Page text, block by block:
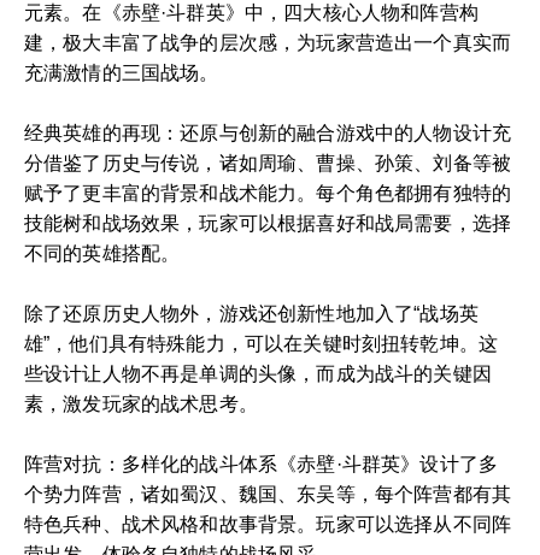
元素。在《赤壁·斗群英》中，四大核心人物和阵营构
建，极大丰富了战争的层次感，为玩家营造出一个真实而
充满激情的三国战场。
经典英雄的再现：还原与创新的融合游戏中的人物设计充
分借鉴了历史与传说，诸如周瑜、曹操、孙策、刘备等被
赋予了更丰富的背景和战术能力。每个角色都拥有独特的
技能树和战场效果，玩家可以根据喜好和战局需要，选择
不同的英雄搭配。
除了还原历史人物外，游戏还创新性地加入了“战场英
雄”，他们具有特殊能力，可以在关键时刻扭转乾坤。这
些设计让人物不再是单调的头像，而成为战斗的关键因
素，激发玩家的战术思考。
阵营对抗：多样化的战斗体系《赤壁·斗群英》设计了多
个势力阵营，诸如蜀汉、魏国、东吴等，每个阵营都有其
特色兵种、战术风格和故事背景。玩家可以选择从不同阵